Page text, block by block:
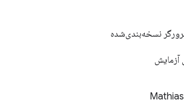
نسخه‌بندی‌شده
آزمایش